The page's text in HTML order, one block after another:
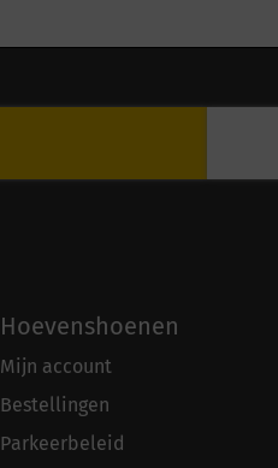
Hoevenshoenen
Mijn account
Bestellingen
Parkeerbeleid